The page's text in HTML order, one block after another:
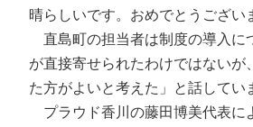
晴らしいです。おめでとうござい
直島町の担当者は制度の導入に
が直接寄せられたわけではないが
た方がよいと考えた」と話してい
プラウド香川の藤田博美代表に